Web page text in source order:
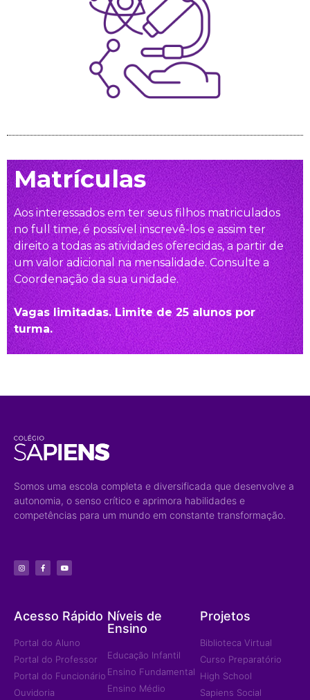
Matrículas
Aos interessados em ter seus filhos matriculados
no full time, é possível inscrevê-los e assim ter
direito a todas as atividades oferecidas, a partir de
um valor adicional na mensalidade. Consulte a
Coordenação da sua unidade.
Vagas limitadas. Limite de 25 alunos por
turma.
Somos uma escola completa e diversificada que desenvolve a
autonomia, o senso crítico e aprimora habilidades e
competências para um mundo em constante transformação.
Acesso Rápido
Portal do Aluno
Portal do Professor
Portal do Funcionário
Ouvidoria
Níveis de
Ensino
Educação Infantil
Ensino Fundamental
Ensino Médio
Projetos
Biblioteca Virtual
Curso Preparatório
High School
Sapiens Social